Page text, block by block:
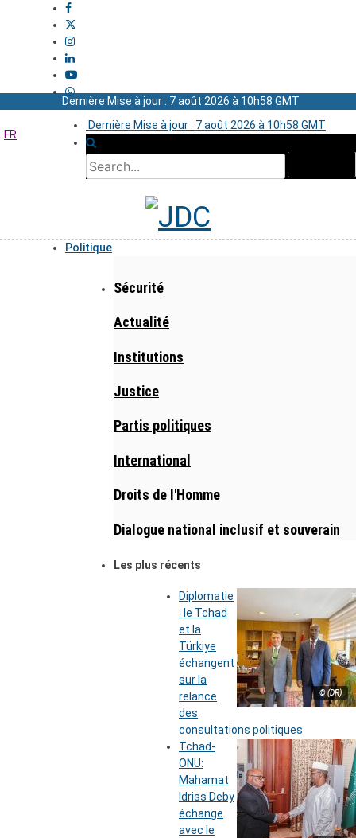
Dernière Mise à jour : 7 août 2026 à 10h58 GMT
Dernière Mise à jour : 7 août 2026 à 10h58 GMT
FR
Politique
Sécurité
Actualité
Institutions
Justice
Partis politiques
International
Droits de l'Homme
Dialogue national inclusif et souverain
Les plus récents
© (DR)
Diplomatie
: le Tchad
et la
Türkiye
échangent
sur la
relance
des
consultations politiques
Tchad-
ONU:
Mahamat
Idriss Deby
échange
avec le